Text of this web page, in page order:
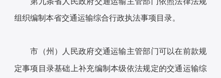
组织编制本省交通运输综合行政执法事项目录。
市（州）人民政府交通运输主管部门可以在前款规
定事项目录基础上补充编制本级依法规定的交通运输综